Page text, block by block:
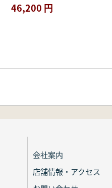
46,200 円
会社案内
店舗情報・アクセス